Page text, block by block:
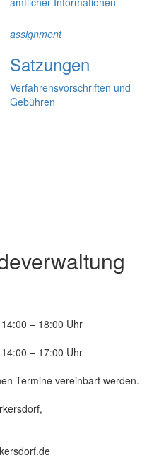
assignment
Satzungen
Verfahrensvorschriften und
Gebühren
– 18:00 Uhr
– 17:00 Uhr
Termine vereinbart werden.